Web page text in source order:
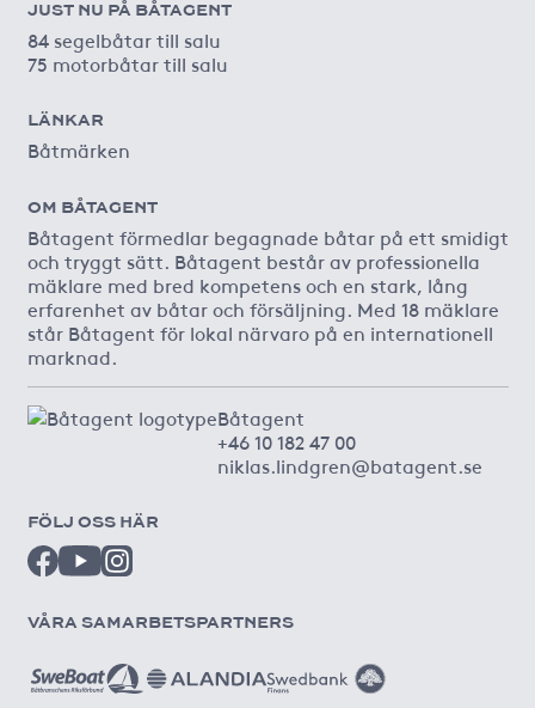
JUST NU PÅ BÅTAGENT
84 segelbåtar till salu
75 motorbåtar till salu
LÄNKAR
Båtmärken
OM BÅTAGENT
Båtagent förmedlar begagnade båtar på ett smidigt
och tryggt sätt. Båtagent består av professionella
mäklare med bred kompetens och en stark, lång
erfarenhet av båtar och försäljning. Med 18 mäklare
står Båtagent för lokal närvaro på en internationell
marknad.
Båtagent
+46 10 182 47 00
niklas.lindgren@batagent.se
FÖLJ OSS HÄR
VÅRA SAMARBETSPARTNERS